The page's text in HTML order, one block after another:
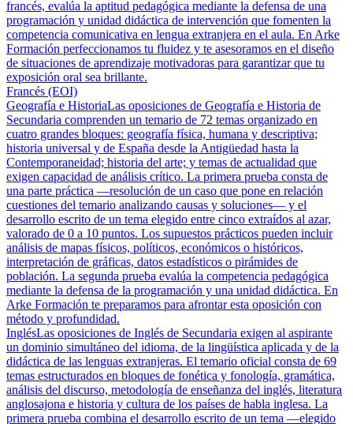
francés, evalúa la aptitud pedagógica mediante la defensa de una
programación y unidad didáctica de intervención que fomenten la
competencia comunicativa en lengua extranjera en el aula. En Arke
Formación perfeccionamos tu fluidez y te asesoramos en el diseño
de situaciones de aprendizaje motivadoras para garantizar que tu
exposición oral sea brillante.
Francés (EOI)
Geografía e HistoriaLas oposiciones de Geografía e Historia de
Secundaria comprenden un temario de 72 temas organizado en
cuatro grandes bloques: geografía física, humana y descriptiva;
historia universal y de España desde la Antigüedad hasta la
Contemporaneidad; historia del arte; y temas de actualidad que
exigen capacidad de análisis crítico. La primera prueba consta de
una parte práctica —resolución de un caso que pone en relación
cuestiones del temario analizando causas y soluciones— y el
desarrollo escrito de un tema elegido entre cinco extraídos al azar,
valorado de 0 a 10 puntos. Los supuestos prácticos pueden incluir
análisis de mapas físicos, políticos, económicos o históricos,
interpretación de gráficas, datos estadísticos o pirámides de
población. La segunda prueba evalúa la competencia pedagógica
mediante la defensa de la programación y una unidad didáctica. En
Arke Formación te preparamos para afrontar esta oposición con
método y profundidad.
InglésLas oposiciones de Inglés de Secundaria exigen al aspirante
un dominio simultáneo del idioma, de la lingüística aplicada y de la
didáctica de las lenguas extranjeras. El temario oficial consta de 69
temas estructurados en bloques de fonética y fonología, gramática,
análisis del discurso, metodología de enseñanza del inglés, literatura
anglosajona e historia y cultura de los países de habla inglesa. La
primera prueba combina el desarrollo escrito de un tema —elegido